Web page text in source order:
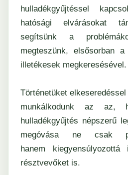
hulladékgyűjtéssel
hatósági elvárásokat
segítsünk a
megteszünk, elsősorban
illetékesek megkeresésével.
Történetüket
munkálkodunk az az,
hulladékgyűjtés népszerű
megóvása ne csak
hanem
résztvevőket is.